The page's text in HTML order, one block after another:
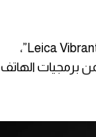
أيضاً تتضمن إعدادات الكاميرة بعض التقنيات الأخرى مثل “Leica Authentic Look”، و “Leica Vibrant Look”،
برمجيات الهاتف